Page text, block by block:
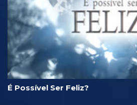
É Possível Ser Feliz?